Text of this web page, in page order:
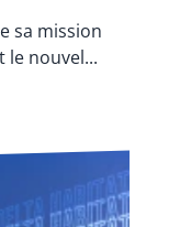
sa mission
le nouvel...